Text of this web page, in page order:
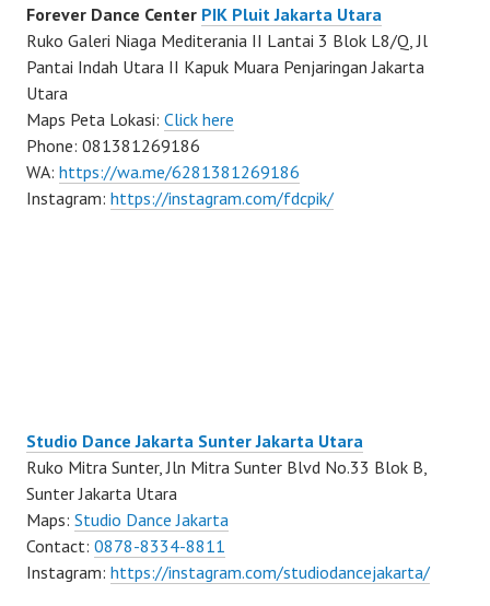
Forever Dance Center PIK Pluit Jakarta Utara
Ruko Galeri Niaga Mediterania II Lantai 3 Blok L8/Q, Jl
Pantai Indah Utara II Kapuk Muara Penjaringan Jakarta
Utara
Maps Peta Lokasi: Click here
Phone: 081381269186
WA: https://wa.me/6281381269186
Instagram: https://instagram.com/fdcpik/
Studio Dance Jakarta Sunter Jakarta Utara
Ruko Mitra Sunter, Jln Mitra Sunter Blvd No.33 Blok B,
Sunter Jakarta Utara
Maps: Studio Dance Jakarta
Contact: 0878-8334-8811
Instagram: https://instagram.com/studiodancejakarta/